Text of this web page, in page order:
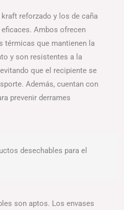
reforzado y los de caña
Ambos ofrecen
térmicas que mantienen la
y son resistentes a la
que el recipiente se
Además, cuentan con
prevenir derrames
desechables para el
son aptos. Los envases